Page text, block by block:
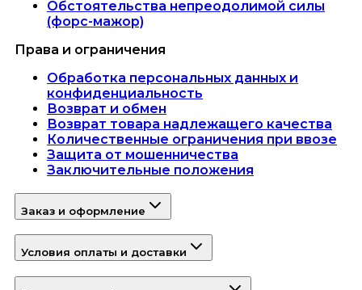
Обстоятельства непреодолимой силы
(форс-мажор)
Права и ограничения
Обработка персональных данных и
конфиденциальность
Возврат и обмен
Возврат товара надлежащего качества
Количественные ограничения при ввозе
Защита от мошенничества
Заключительные положения
Заказ и оформление
Условия оплаты и доставки